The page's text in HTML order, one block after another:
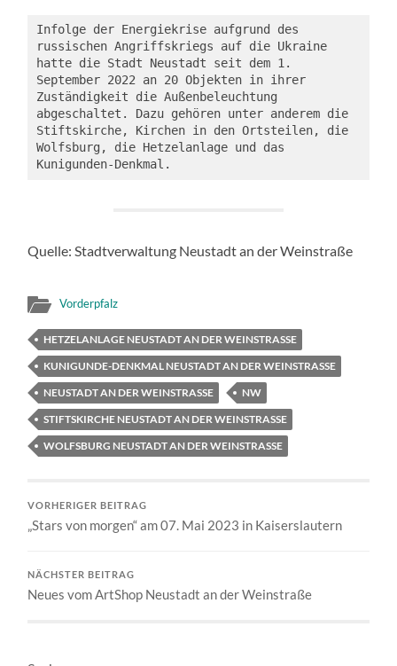
Infolge der Energiekrise aufgrund des
russischen Angriffskriegs auf die Ukraine
hatte die Stadt Neustadt seit dem 1.
September 2022 an 20 Objekten in ihrer
Zuständigkeit die Außenbeleuchtung
abgeschaltet. Dazu gehören unter anderem die
Stiftskirche, Kirchen in den Ortsteilen, die
Wolfsburg, die Hetzelanlage und das
Kunigunden-Denkmal.
Quelle: Stadtverwaltung Neustadt an der Weinstraße
Vorderpfalz
HETZELANLAGE NEUSTADT AN DER WEINSTRASSE
KUNIGUNDE-DENKMAL NEUSTADT AN DER WEINSTRASSE
NEUSTADT AN DER WEINSTRASSE
NW
STIFTSKIRCHE NEUSTADT AN DER WEINSTRASSE
WOLFSBURG NEUSTADT AN DER WEINSTRASSE
VORHERIGER BEITRAG
„Stars von morgen“ am 07. Mai 2023 in Kaiserslautern
NÄCHSTER BEITRAG
Neues vom ArtShop Neustadt an der Weinstraße